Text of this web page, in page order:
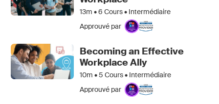
13m •6 Cours • Intermédiaire
Approuvé par
Becoming an Effective
Workplace Ally
10m •5 Cours • Intermédiaire
Approuvé par